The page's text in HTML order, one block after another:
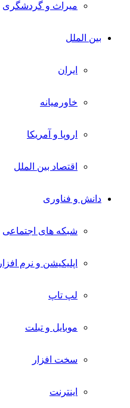
میراث و گردشگری
بین الملل
ایران
خاورمیانه
اروپا و آمریکا
اقتصاد بین الملل
دانش و فناوری
شبکه های اجتماعی
اپلیکیشن و نرم افزار
لپ تاپ
موبایل و تبلت
سخت افزار
اینترنت